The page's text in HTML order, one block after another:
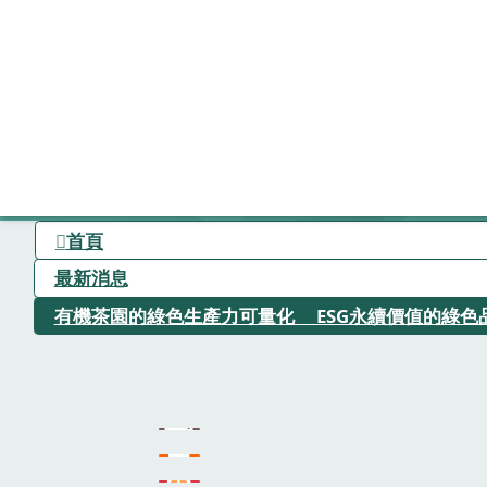
首頁
最新消息
有機茶園的綠色生產力可量化 ESG永續價值的綠色